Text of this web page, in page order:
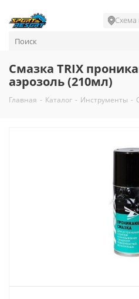
Схема
Смазка TRIX
аэрозоль (210мл)
Главная - Каталог - Инструменты -